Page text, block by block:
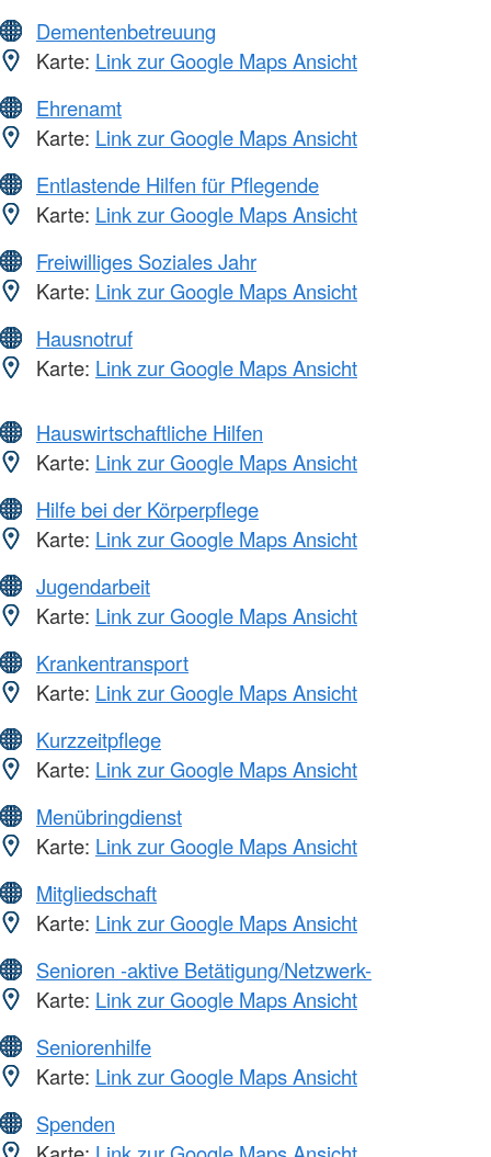
Dementenbetreuung
Karte: Link zur Google Maps Ansicht
Ehrenamt
Karte: Link zur Google Maps Ansicht
Entlastende Hilfen für Pflegende
Karte: Link zur Google Maps Ansicht
Freiwilliges Soziales Jahr
Karte: Link zur Google Maps Ansicht
Hausnotruf
Karte: Link zur Google Maps Ansicht
Hauswirtschaftliche Hilfen
Karte: Link zur Google Maps Ansicht
Hilfe bei der Körperpflege
Karte: Link zur Google Maps Ansicht
Jugendarbeit
Karte: Link zur Google Maps Ansicht
Krankentransport
Karte: Link zur Google Maps Ansicht
Kurzzeitpflege
Karte: Link zur Google Maps Ansicht
Menübringdienst
Karte: Link zur Google Maps Ansicht
Mitgliedschaft
Karte: Link zur Google Maps Ansicht
Senioren -aktive Betätigung/Netzwerk-
Karte: Link zur Google Maps Ansicht
Seniorenhilfe
Karte: Link zur Google Maps Ansicht
Spenden